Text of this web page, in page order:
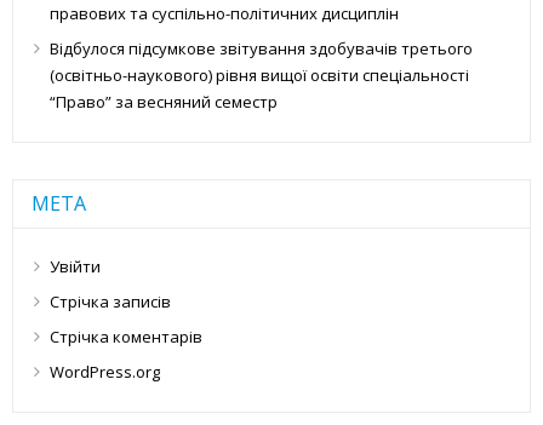
правових та суспільно-політичних дисциплін
Відбулося підсумкове звітування здобувачів третього
(освітньо-наукового) рівня вищої освіти спеціальності
“Право” за весняний семестр
МЕТА
Увійти
Стрічка записів
Стрічка коментарів
WordPress.org